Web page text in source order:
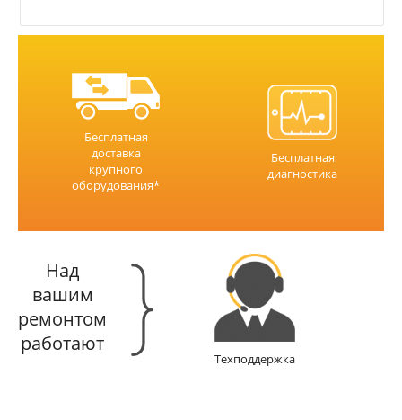
Бесплатная
доставка
крупного
оборудования*
Бесплатная
диагностика
Над
вашим
ремонтом
работают
Техподдержка